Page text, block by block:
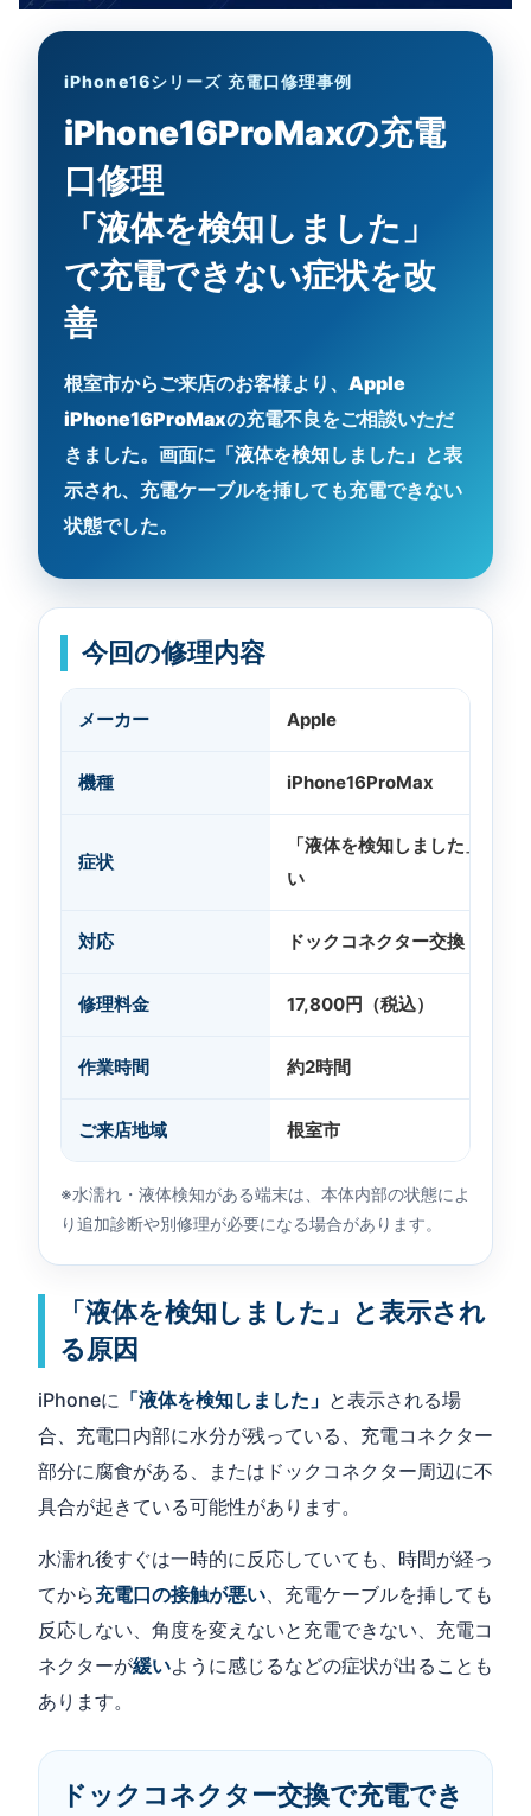
iPhone16シリーズ 充電口修理事例
iPhone16ProMaxの充電
口修理
「液体を検知しました」
で充電できない症状を改
善
根室市からご来店のお客様より、 Apple
iPhone16ProMaxの充電不良をご相談いただ
きました。画面に 「液体を検知しました」 と表
示され、充電ケーブルを挿しても充電できない
状態でした。
今回の修理内容
メーカー Apple
機種 iPhone16ProMax
症状
「液体を検知しました」と表
い
対応 ドックコネクター交換
修理料金 17,800円（税込）
作業時間 約2時間
ご来店地域 根室市
※水濡れ・液体検知がある端末は、本体内部の状態によ
り追加診断や別修理が必要になる場合があります。
「液体を検知しました」と表示され
る原因
iPhoneに 「液体を検知しました」 と表示される場
合、充電口内部に水分が残っている、充電コネクター
部分に腐食がある、またはドックコネクター周辺に不
具合が起きている可能性があります。
水濡れ後すぐは一時的に反応していても、時間が経っ
てから充電口の接触が悪い、充電ケーブルを挿しても
反応しない、角度を変えないと充電できない、充電コ
ネクターが緩いように感じるなどの症状が出ることも
あります。
ドックコネクター交換で充電でき